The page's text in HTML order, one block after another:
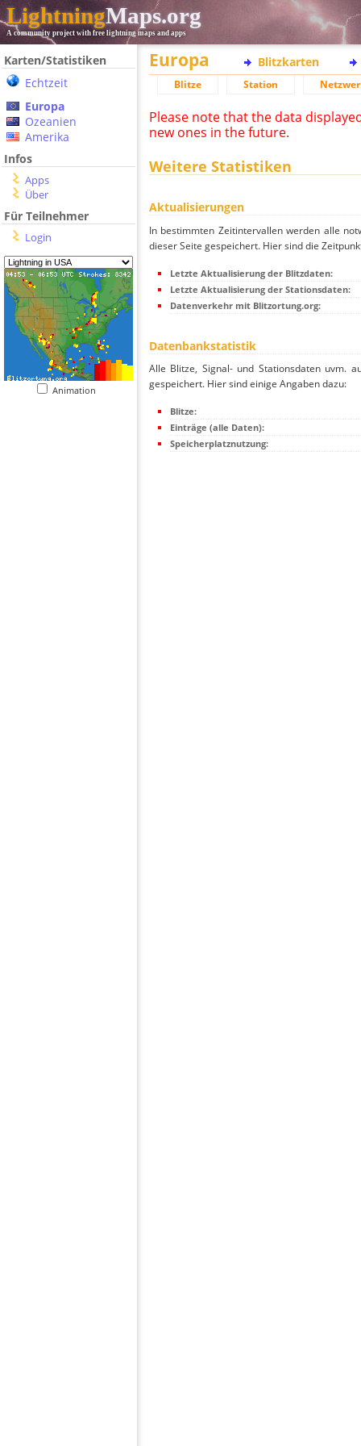
LightningMaps.org
A community project with free lightning maps and apps
Karten/Statistiken
Echtzeit
Europa
Ozeanien
Amerika
Infos
Apps
Über
Für Teilnehmer
Login
Animation
Europa Blitzkarten
Blitze Station
Please note that the data
new ones in the future.
Weitere Statistiken
Aktualisierungen
In bestimmten Zeitintervallen werden alle
dieser Seite gespeichert. Hier sind die
Letzte Aktualisierung der Blitzdaten:
Letzte Aktualisierung der Stationsdaten:
Datenverkehr mit Blitzortung.org:
Datenbankstatistik
Alle Blitze, Signal- und Stationsdaten uvm.
gespeichert. Hier sind einige Angaben dazu:
Blitze:
Einträge (alle Daten):
Speicherplatznutzung: